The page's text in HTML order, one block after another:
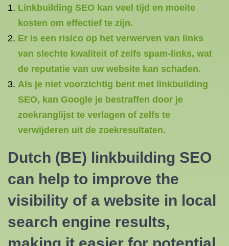
Linkbuilding SEO kan veel tijd en moeite
kosten om effectief te zijn.
Er is een risico op het verwerven van links
van slechte kwaliteit of zelfs spam-links, wat
de reputatie van uw website kan schaden.
Als je niet voorzichtig bent met linkbuilding
SEO, kan Google je bestraffen door je
zoekranglijst te verlagen of zelfs te
verwijderen uit de zoekresultaten.
Dutch (BE) linkbuilding SEO
can help to improve the
visibility of a website in local
search engine results,